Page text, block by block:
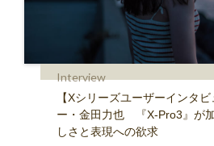
Interview
【Xシリーズユーザーインタ
ー・金田力也 『X-Pro3』が
しさと表現への欲求